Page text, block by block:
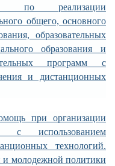
по реализации
общего, основного
образовательных
образования и
программ с
и дистанционных
при организации
с использованием
технологий.
и молодежной политики